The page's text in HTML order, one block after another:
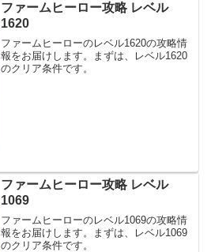
ファームヒーロー攻略 レベル
1620
ファームヒーローのレベル1620の攻略情
報をお届けします。まずは、レベル1620
のクリア条件です。
ファームヒーロー攻略 レベル
1069
ファームヒーローのレベル1069の攻略情
報をお届けします。まずは、レベル1069
のクリア条件です。